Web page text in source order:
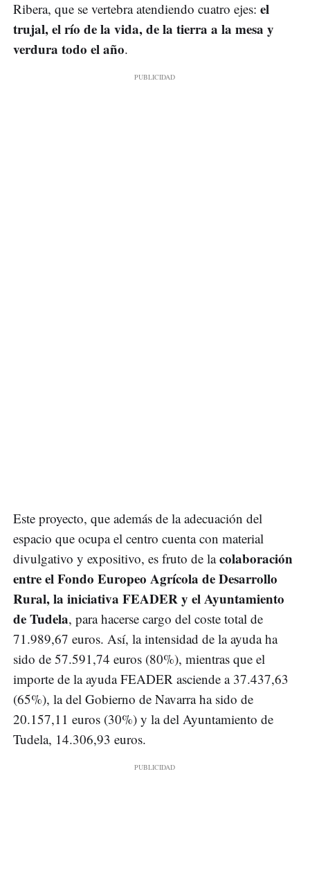
Ribera, que se vertebra atendiendo cuatro ejes: el
trujal, el río de la vida, de la tierra a la mesa y
verdura todo el año.
Este proyecto, que además de la adecuación del
espacio que ocupa el centro cuenta con material
divulgativo y expositivo, es fruto de lacolaboración
entre el Fondo Europeo Agrícola de Desarrollo
Rural, la iniciativa FEADER y el Ayuntamiento
de Tudela, para hacerse cargo del coste total de
71.989,67 euros. Así, la intensidad de la ayuda ha
sido de 57.591,74 euros (80%), mientras que el
importe de la ayuda FEADER asciende a 37.437,63
(65%), la del Gobierno de Navarra ha sido de
20.157,11 euros (30%) y la del Ayuntamiento de
Tudela, 14.306,93 euros.